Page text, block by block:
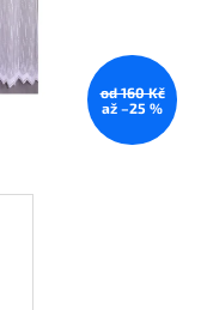
od 160 Kč
až –25 %